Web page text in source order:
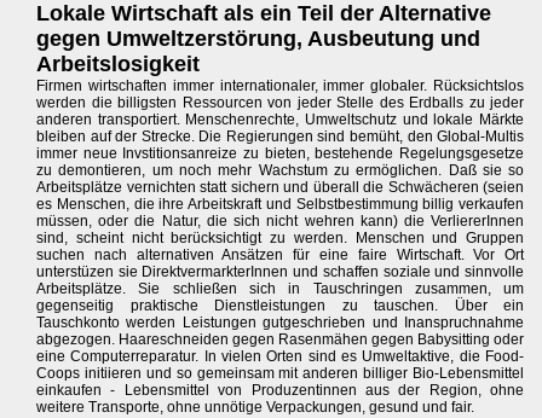
Lokale Wirtschaft als ein Teil der Alternative
gegen Umweltzerstörung, Ausbeutung und
Arbeitslosigkeit
Firmen wirtschaften immer internationaler, immer globaler. Rücksichtslos
werden die billigsten Ressourcen von jeder Stelle des Erdballs zu jeder
anderen transportiert. Menschenrechte, Umweltschutz und lokale Märkte
bleiben auf der Strecke. Die Regierungen sind bemüht, den Global-Multis
immer neue Invstitionsanreize zu bieten, bestehende Regelungsgesetze
zu demontieren, um noch mehr Wachstum zu ermöglichen. Daß sie so
Arbeitsplätze vernichten statt sichern und überall die Schwächeren (seien
es Menschen, die ihre Arbeitskraft und Selbstbestimmung billig verkaufen
müssen, oder die Natur, die sich nicht wehren kann) die VerliererInnen
sind, scheint nicht berücksichtigt zu werden. Menschen und Gruppen
suchen nach alternativen Ansätzen für eine faire Wirtschaft. Vor Ort
unterstüzen sie DirektvermarkterInnen und schaffen soziale und sinnvolle
Arbeitsplätze. Sie schließen sich in Tauschringen zusammen, um
gegenseitig praktische Dienstleistungen zu tauschen. Über ein
Tauschkonto werden Leistungen gutgeschrieben und Inanspruchnahme
abgezogen. Haareschneiden gegen Rasenmähen gegen Babysitting oder
eine Computerreparatur. In vielen Orten sind es Umweltaktive, die Food-
Coops initiieren und so gemeinsam mit anderen billiger Bio-Lebensmittel
einkaufen - Lebensmittel von Produzentinnen aus der Region, ohne
weitere Transporte, ohne unnötige Verpackungen, gesund und fair.